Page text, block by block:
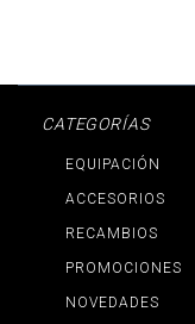
CATEGORÍAS
EQUIPACIÓN
ACCESORIOS
RECAMBIOS
PROMOCIONES
NOVEDADES